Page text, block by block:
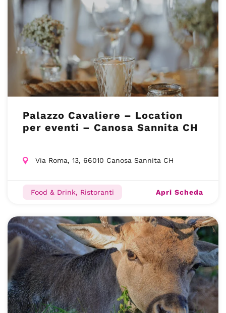
Palazzo Cavaliere – Location
per eventi – Canosa Sannita CH
Via Roma, 13, 66010 Canosa Sannita CH
Food & Drink, Ristoranti Apri Scheda